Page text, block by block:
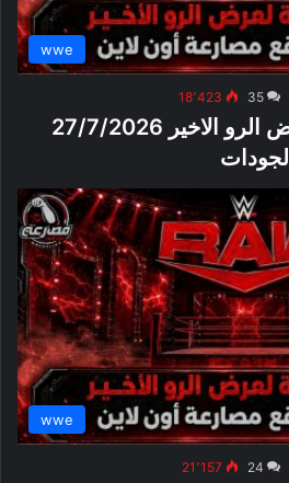
wwe
35 18٬423
تم تحديث ترجمة عرض الرو الاخير 27/7/2026
wwe
24 21٬157